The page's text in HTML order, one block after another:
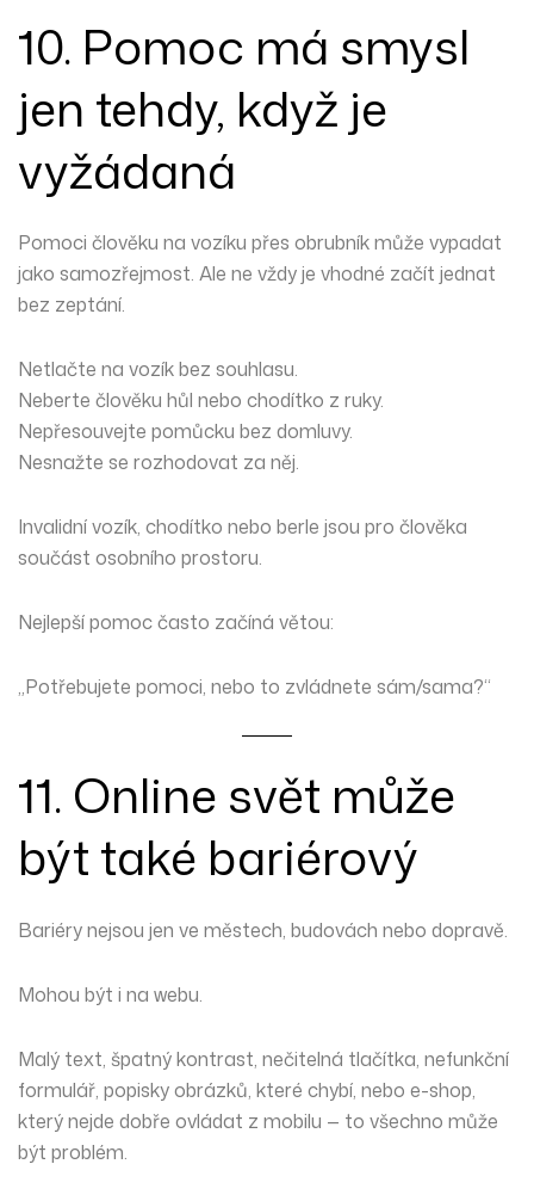
10. Pomoc má smysl
jen tehdy, když je
vyžádaná
Pomoci člověku na vozíku přes obrubník může vypadat
jako samozřejmost. Ale ne vždy je vhodné začít jednat
bez zeptání.
Netlačte na vozík bez souhlasu.
Neberte člověku hůl nebo chodítko z ruky.
Nepřesouvejte pomůcku bez domluvy.
Nesnažte se rozhodovat za něj.
Invalidní vozík, chodítko nebo berle jsou pro člověka
součást osobního prostoru.
Nejlepší pomoc často začíná větou:
„Potřebujete pomoci, nebo to zvládnete sám/sama?“
11. Online svět může
být také bariérový
Bariéry nejsou jen ve městech, budovách nebo dopravě.
Mohou být i na webu.
Malý text, špatný kontrast, nečitelná tlačítka, nefunkční
formulář, popisky obrázků, které chybí, nebo e-shop,
který nejde dobře ovládat z mobilu — to všechno může
být problém.